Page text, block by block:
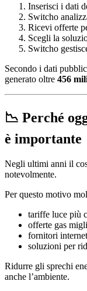
Inserisci i dati
Switcho
Ricevi offerte
Scegli la
Switcho
Secondo i dati
generato oltre 456
📉 Perché
è importante
Negli ultimi anni il
notevolmente.
Per questo motivo
tariffe luce più
offerte gas
fornitori
soluzioni per
Ridurre gli sprechi
anche l’ambiente.